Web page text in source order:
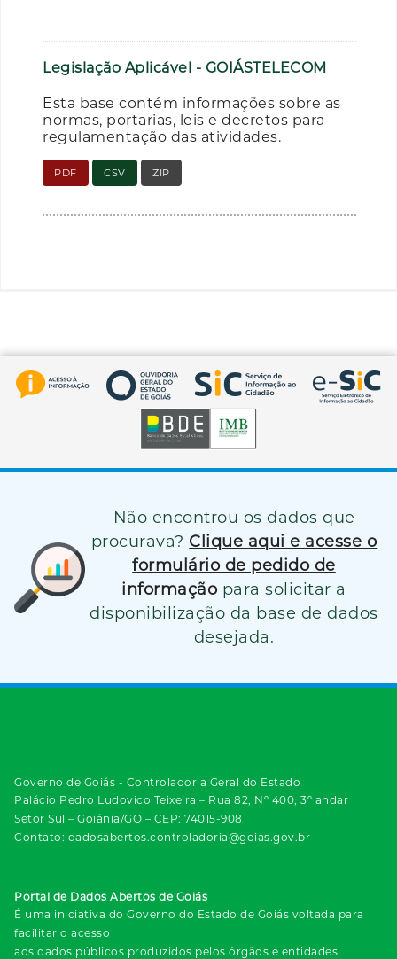
Legislação Aplicável - GOIÁSTELECOM
Esta base contém informações sobre as
normas, portarias, leis e decretos para
regulamentação das atividades.
PDF CSV ZIP
Não encontrou os dados que
procurava? Clique aqui e acesse o
formulário de pedido de
informação para solicitar a
disponibilização da base de dados
desejada.
Governo de Goiás - Controladoria Geral do Estado
Palácio Pedro Ludovico Teixeira – Rua 82, Nº 400, 3º andar
Setor Sul – Goiânia/GO – CEP: 74015-908
Contato: dadosabertos.controladoria@goias.gov.br
Portal de Dados Abertos de Goiás
É uma iniciativa do Governo do Estado de Goiás voltada para
facilitar o acesso
aos dados públicos produzidos pelos órgãos e entidades